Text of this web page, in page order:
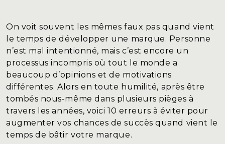
Contact
On voit souvent les mêmes faux pas quand vient
le temps de développer une marque. Personne
n’est mal intentionné, mais c’est encore un
processus incompris où tout le monde a
beaucoup d’opinions et de motivations
différentes. Alors en toute humilité, après être
tombés nous-même dans plusieurs pièges à
travers les années, voici 10 erreurs à éviter pour
augmenter vos chances de succès quand vient le
temps de bâtir votre marque.